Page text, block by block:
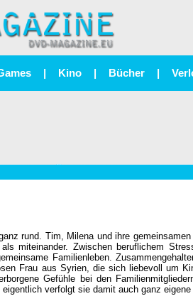
| Kino | Bücher |
rund. Tim, Milena und ihre
miteinander. Zwischen beruflichem
Familienleben.
Frau aus Syrien, die sich liebevoll um
Gefühle bei den
verfolgt sie damit auch ganz eigene